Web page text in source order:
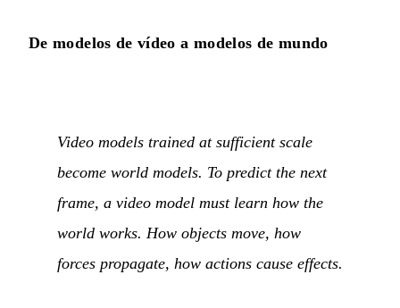
De modelos de vídeo a modelos de mundo
Video models trained at sufficient scale
become world models. To predict the next
frame, a video model must learn how the
world works. How objects move, how
forces propagate, how actions cause effects.